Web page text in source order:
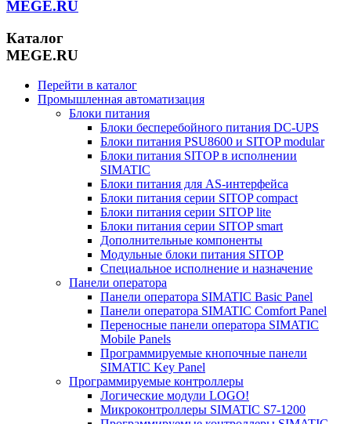
MEGE.RU
Каталог
MEGE.RU
Перейти в каталог
Промышленная автоматизация
Блоки питания
Блоки бесперебойного питания DC-UPS
Блоки питания PSU8600 и SITOP modular
Блоки питания SITOP в исполнении
SIMATIC
Блоки питания для AS-интерфейса
Блоки питания серии SITOP compact
Блоки питания серии SITOP lite
Блоки питания серии SITOP smart
Дополнительные компоненты
Модульные блоки питания SITOP
Специальное исполнение и назначение
Панели оператора
Панели оператора SIMATIC Basic Panel
Панели оператора SIMATIC Comfort Panel
Переносные панели оператора SIMATIC
Mobile Panels
Программируемые кнопочные панели
SIMATIC Key Panel
Программируемые контроллеры
Логические модули LOGO!
Микроконтроллеры SIMATIC S7-1200